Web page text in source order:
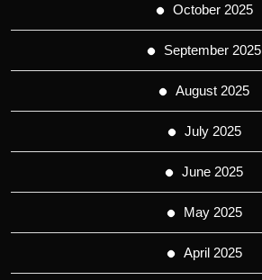
October 2025
September 2025
August 2025
July 2025
June 2025
May 2025
April 2025